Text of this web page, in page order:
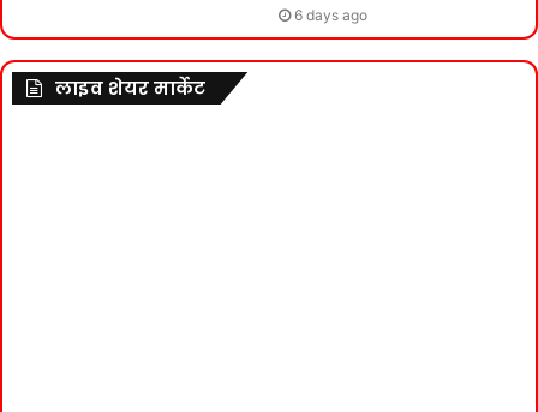
6 days ago
लाइव शेयर मार्केट